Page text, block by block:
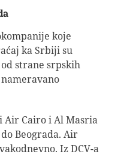
koje
ka Srbiji su
strane srpskih
Air Cairo i Al Masria
Beograda. Air
Iz DCV-a